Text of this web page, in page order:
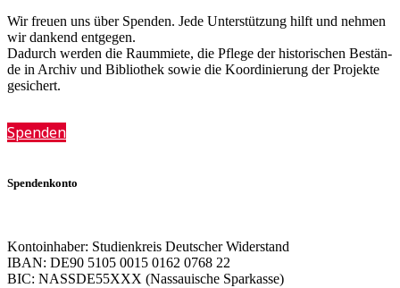
Wir freu­en uns über Spen­den. Je­de Un­ter­stüt­zung hilft und neh­men
wir dan­kend entgegen.
Da­durch wer­den die Raum­mie­te, die Pfle­ge der his­to­ri­schen Be­stän­
de in Ar­chiv und Bi­blio­thek so­wie die Ko­or­di­nie­rung der Pro­jek­te
gesichert.
Spen­den
Spen­den­kon­to
Kon­to­in­ha­ber: Stu­di­en­kreis Deut­scher Widerstand
IBAN: DE90 5105 0015 0162 0768 22
BIC: NASSDE55XXX (Nas­saui­sche Sparkasse)